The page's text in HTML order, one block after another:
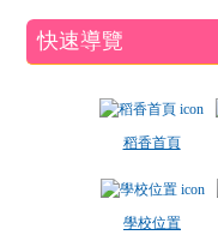
快速導覽
稻香首頁
學校位置